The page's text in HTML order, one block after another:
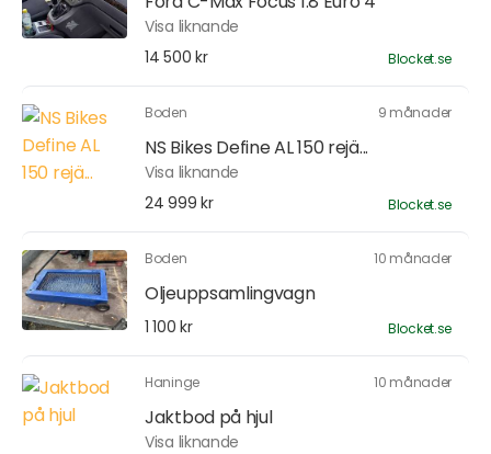
Visa liknande
14 500 kr
Blocket.se
Boden 9 månader
NS Bikes Define AL 150 rejä...
Visa liknande
24 999 kr
Blocket.se
Boden 10 månader
Oljeuppsamlingvagn
1 100 kr Blocket.se
Haninge 10 månader
Jaktbod på hjul
Visa liknande